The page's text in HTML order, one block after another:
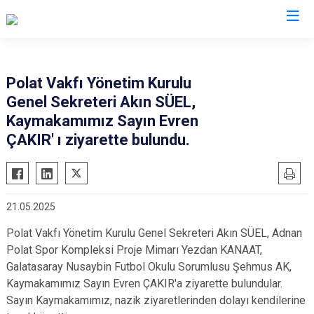
Dargeçit
Derik
Mazıdağı
Nusaybin
Ömerli
Polat Vakfı Yönetim Kurulu
Genel Sekreteri Akın SÜEL,
Kaymakamımız Sayın Evren
ÇAKIR' ı ziyarette bulundu.
21.05.2025
Polat Vakfı Yönetim Kurulu Genel Sekreteri Akın SÜEL, Adnan
Polat Spor Kompleksi Proje Mimarı Yezdan KANAAT,
Galatasaray Nusaybin Futbol Okulu Sorumlusu Şehmus AK,
Kaymakamımız Sayın Evren ÇAKIR'a ziyarette bulundular.
Sayın Kaymakamımız, nazik ziyaretlerinden dolayı kendilerine